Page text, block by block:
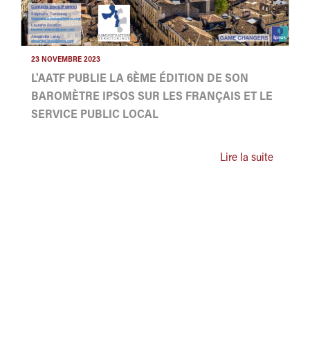
23 NOVEMBRE 2023
L'AATF PUBLIE LA 6ÈME ÉDITION DE SON
BAROMÈTRE IPSOS SUR LES FRANÇAIS ET LE
SERVICE PUBLIC LOCAL
Lire la suite